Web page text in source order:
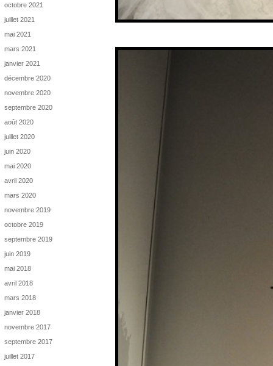
octobre 2021
juillet 2021
mai 2021
mars 2021
janvier 2021
décembre 2020
novembre 2020
septembre 2020
août 2020
juillet 2020
juin 2020
mai 2020
avril 2020
mars 2020
novembre 2019
octobre 2019
septembre 2019
juin 2019
mai 2018
avril 2018
mars 2018
janvier 2018
novembre 2017
septembre 2017
juillet 2017